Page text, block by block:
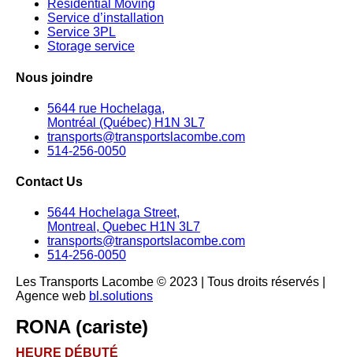
Residential Moving
Service d’installation
Service 3PL
Storage service
Nous joindre
5644 rue Hochelaga,
Montréal (Québec) H1N 3L7
transports@transportslacombe.com
514-256-0050
Contact Us
5644 Hochelaga Street,
Montreal, Quebec H1N 3L7
transports@transportslacombe.com
514-256-0050
Les Transports Lacombe © 2023 | Tous droits réservés |
Agence web bl.solutions
RONA (cariste)
HEURE DÉBUTÉ